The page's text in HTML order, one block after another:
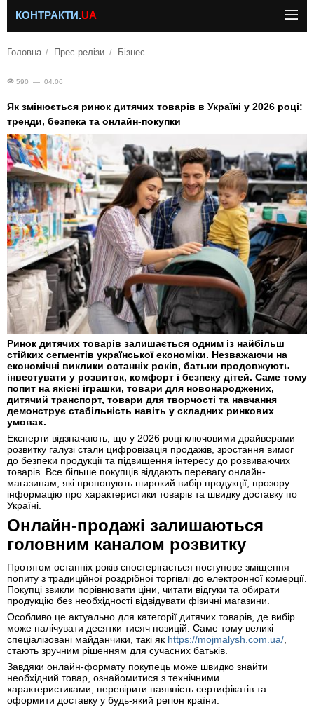
КОНТРАКТИ.UA
Головна Прес-релізи Бізнес
590 — 04.06
Як змінюється ринок дитячих товарів в Україні у 2026 році:
тренди, безпека та онлайн-покупки
Ринок дитячих товарів залишається одним із найбільш
стійких сегментів української економіки. Незважаючи на
економічні виклики останніх років, батьки продовжують
інвестувати у розвиток, комфорт і безпеку дітей. Саме тому
попит на якісні іграшки, товари для новонароджених,
дитячий транспорт, товари для творчості та навчання
демонструє стабільність навіть у складних ринкових
умовах.
Експерти відзначають, що у 2026 році ключовими драйверами
розвитку галузі стали цифровізація продажів, зростання вимог
до безпеки продукції та підвищення інтересу до розвиваючих
товарів. Все більше покупців віддають перевагу онлайн-
магазинам, які пропонують широкий вибір продукції, прозору
інформацію про характеристики товарів та швидку доставку по
Україні.
Онлайн-продажі залишаються
головним каналом розвитку
Протягом останніх років спостерігається поступове зміщення
попиту з традиційної роздрібної торгівлі до електронної комерції.
Покупці звикли порівнювати ціни, читати відгуки та обирати
продукцію без необхідності відвідувати фізичні магазини.
Особливо це актуально для категорії дитячих товарів, де вибір
може налічувати десятки тисяч позицій. Саме тому великі
спеціалізовані майданчики, такі як https://mojmalysh.com.ua/,
стають зручним рішенням для сучасних батьків.
Завдяки онлайн-формату покупець може швидко знайти
необхідний товар, ознайомитися з технічними
характеристиками, перевірити наявність сертифікатів та
оформити доставку у будь-який регіон країни.